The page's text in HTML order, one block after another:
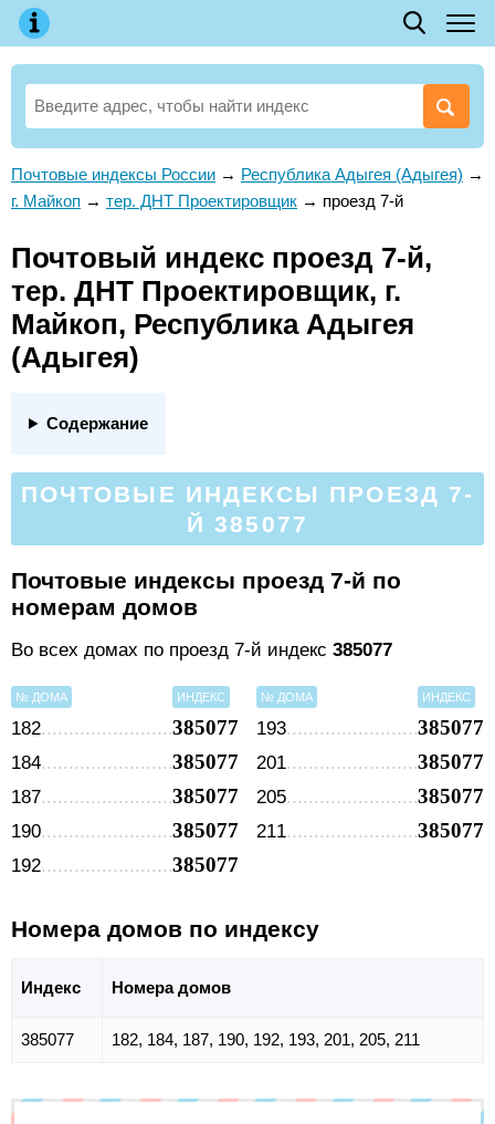
Почтовые индексы России → Республика Адыгея (Адыгея) →
г. Майкоп → тер. ДНТ Проектировщик → проезд 7-й
Почтовый индекс проезд 7-й,
тер. ДНТ Проектировщик, г.
Майкоп, Республика Адыгея
(Адыгея)
Содержание
ПОЧТОВЫЕ ИНДЕКСЫ ПРОЕЗД 7-
Й 385077
Почтовые индексы проезд 7-й по
номерам домов
Во всех домах по проезд 7-й индекс 385077
№ ДОМА ИНДЕКС
182 385077
184 385077
187 385077
190 385077
192 385077
№ ДОМА ИНДЕКС
193 385077
201 385077
205 385077
211 385077
Номера домов по индексу
Индекс Номера домов
385077 182, 184, 187, 190, 192, 193, 201, 205, 211